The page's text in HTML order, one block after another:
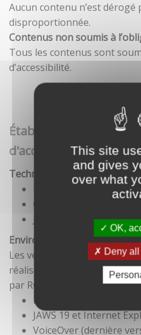
This site
and gives
over what
OK,
Deny
Aucun contenu n’est dérogé
disproportionnée.
Contenus non soumis à
Tous les contenus sont
d’accessibilité.
Établissement de cette
d'accessibilité
Technologies utilisées pour
CSS
Environnement de test
Les vérifications de
réalisées conformément à
par RGAA 3.
Firefox et NVDA
JAWS 19 et Internet
VoiceOver (dernière